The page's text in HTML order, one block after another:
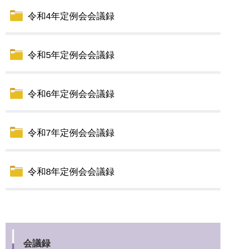
令和4年定例会会議録
令和5年定例会会議録
令和6年定例会会議録
令和7年定例会会議録
令和8年定例会会議録
会議録